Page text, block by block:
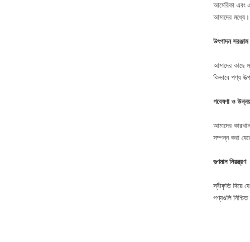
আমেরিকা এবং
আমাদের মধ্যে।
উৎপাদন সরঞ্জাম
আমাদের কাছে
কিভাবে পণ্য
গবেষণা ও
আমাদের
সম্পন্ন করা
গুণমান নিয়ন্ত্রণ
স্বীকৃতি দিয়ে
পণ্যগুলি